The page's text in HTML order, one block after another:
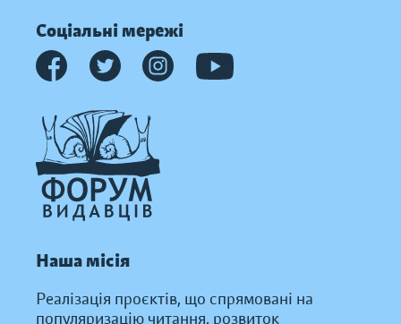
Соціальні мережі
Наша місія
Реалізація проєктів, що спрямовані на
популяризацію читання, розвиток